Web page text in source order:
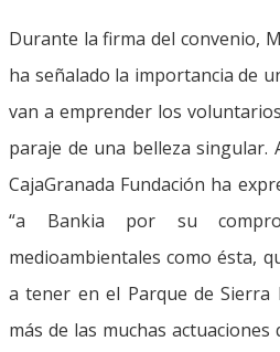
Durante la firma del convenio,
ha señalado la importancia de
van a emprender los
paraje de una belleza singular.
CajaGranada Fundación ha
“a Bankia por su
medioambientales como ésta,
a tener en el Parque de Sierra
más de las muchas